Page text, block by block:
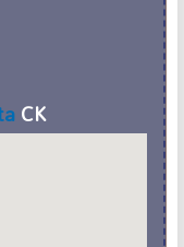
CK